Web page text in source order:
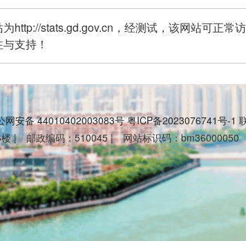
http://stats.gd.gov.cn，经测试，该网站可正常
支持！
网安备 44010402003083号 粤ICP备2023076741号-1
楼 | 邮政编码：510045 | 网站标识码：bm36000050